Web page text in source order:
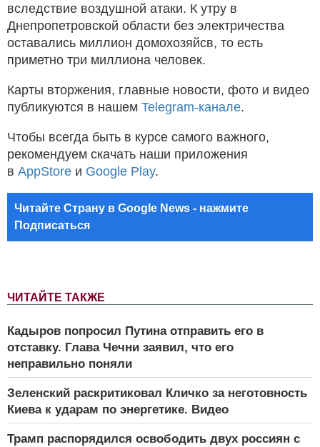
ЧИТАЙТЕ ТАКЖЕ
Кадыров попросил Путина отправить его в
отставку. Глава Чечни заявил, что его
неправильно поняли
Зеленский раскритиковал Кличко за неготовность
Киева к ударам по энергетике. Видео
Трамп распорядился освободить двух россиян с
вследствие воздушной атаки. К утру в
Днепропетровской области без электричества
оставались миллион домохозяйсв, то есть
приметно три миллиона человек.
Карты вторжения, главные новости, фото и видео
публикуются в нашем Telegram-канале.
Чтобы всегда быть в курсе самого важного,
рекомендуем скачать наши приложения
в AppStore и Google Play.
Читайте Страну в Google News - нажмите
Подписаться